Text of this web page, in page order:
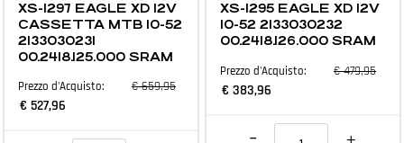
XS-1297 EAGLE XD 12V
CASSETTA MTB 10-52
2133030231
00.2418.125.000 SRAM
Prezzo d'Acquisto: € 659,95
€ 527,96
XS-1295 EAGLE XD 12V
10-52 2133030232
00.2418.126.000 SRAM
Prezzo d'Acquisto: € 479,95
€ 383,96